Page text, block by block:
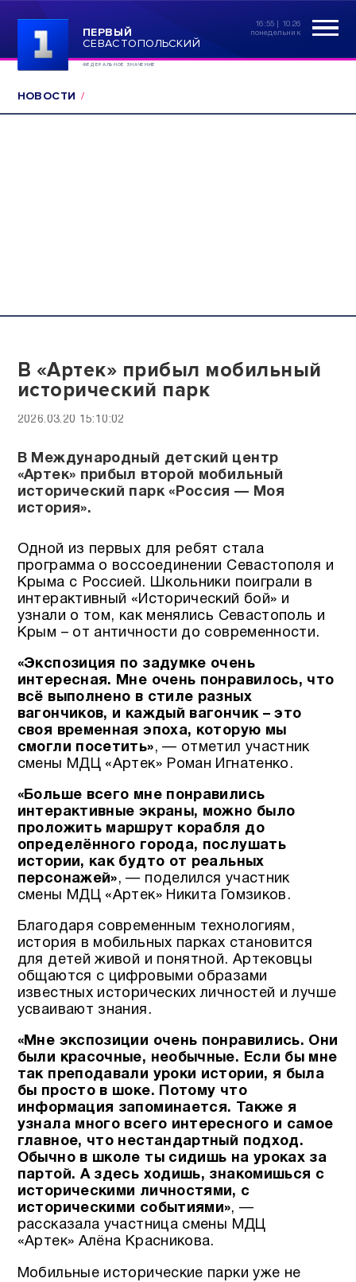
ПЕРВЫЙ
СЕВАСТОПОЛЬСКИЙ
ФЕДЕРАЛЬНОЕ ЗНАЧЕНИЕ
16:55 | 10.26
понедельник
НОВОСТИ
В «Артек» прибыл мобильный
исторический парк
2026.03.20 15:10:02
В Международный детский центр
«Артек» прибыл второй мобильный
исторический парк «Россия — Моя
история».
Одной из первых для ребят стала
программа о воссоединении Севастополя и
Крыма с Россией. Школьники поиграли в
интерактивный «Исторический бой» и
узнали о том, как менялись Севастополь и
Крым – от античности до современности.
«Экспозиция по задумке очень
интересная. Мне очень понравилось, что
всё выполнено в стиле разных
вагончиков, и каждый вагончик – это
своя временная эпоха, которую мы
смогли посетить», — отметил участник
смены МДЦ «Артек» Роман Игнатенко.
«Больше всего мне понравились
интерактивные экраны, можно было
проложить маршрут корабля до
определённого города, послушать
истории, как будто от реальных
персонажей», — поделился участник
смены МДЦ «Артек» Никита Гомзиков.
Благодаря современным технологиям,
история в мобильных парках становится
для детей живой и понятной. Артековцы
общаются с цифровыми образами
известных исторических личностей и лучше
усваивают знания.
«Мне экспозиции очень понравились. Они
были красочные, необычные. Если бы мне
так преподавали уроки истории, я была
бы просто в шоке. Потому что
информация запоминается. Также я
узнала много всего интересного и самое
главное, что нестандартный подход.
Обычно в школе ты сидишь на уроках за
партой. А здесь ходишь, знакомишься с
историческими личностями, с
историческими событиями», —
рассказала участница смены МДЦ
«Артек» Алёна Красникова.
Мобильные исторические парки уже не